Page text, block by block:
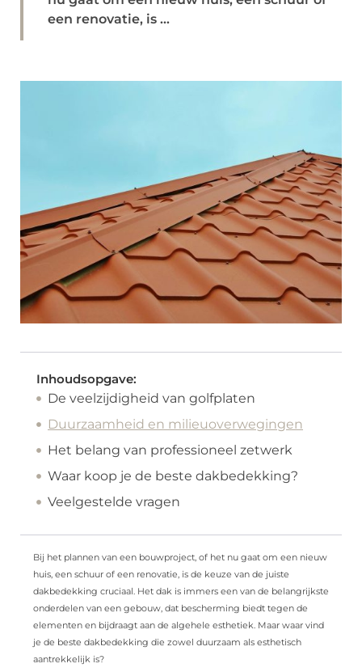
een renovatie, is ...
Inhoudsopgave:
De veelzijdigheid van golfplaten
Duurzaamheid en milieuoverwegingen
Het belang van professioneel zetwerk
Waar koop je de beste dakbedekking?
Veelgestelde vragen
Bij het plannen van een bouwproject, of het nu gaat om een nieuw
huis, een schuur of een renovatie, is de keuze van de juiste
dakbedekking cruciaal. Het dak is immers een van de belangrijkste
onderdelen van een gebouw, dat bescherming biedt tegen de
elementen en bijdraagt aan de algehele esthetiek. Maar waar vind
je de beste dakbedekking die zowel duurzaam als esthetisch
aantrekkelijk is?